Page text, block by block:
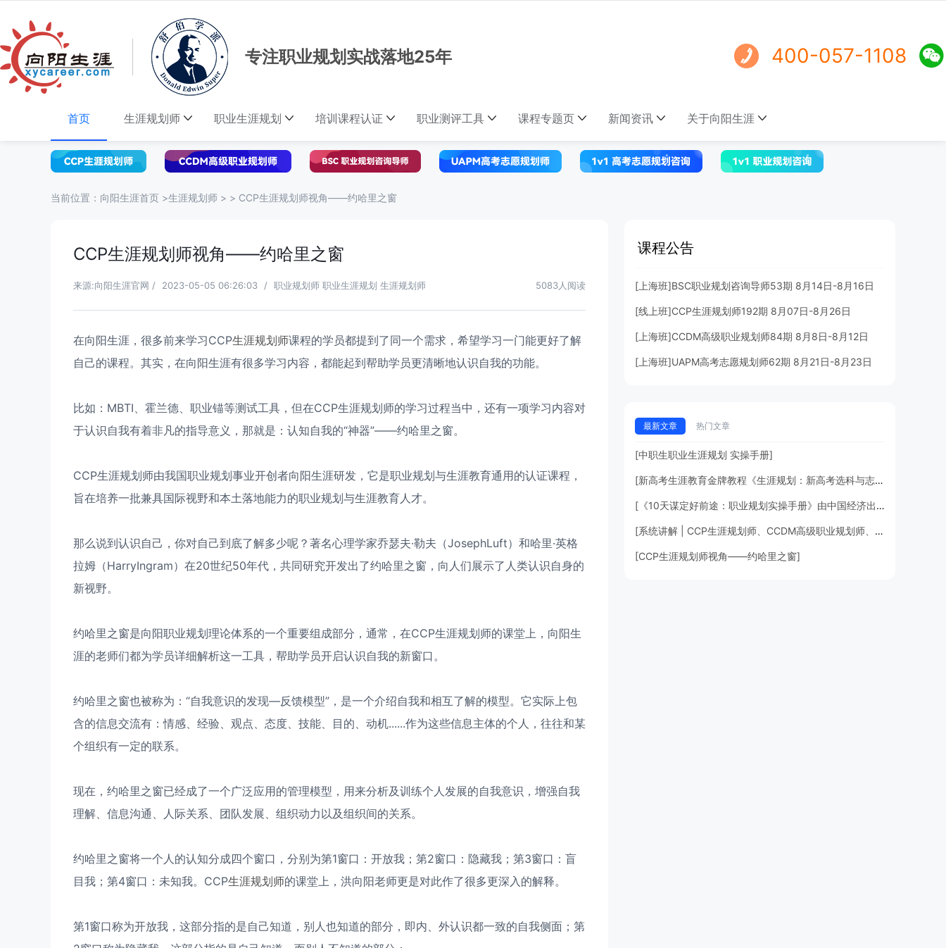
专注职业规划实战落地25年 400-057-1108
首页 生涯规划师 职业生涯规划 培训课程认证 职业测评工具 课程专题页 新闻资讯 关于向阳生涯
当前位置： 向阳生涯首页 >生涯规划师 > > CCP生涯规划师视角——约哈里之窗
CCP生涯规划师视角——约哈里之窗
5083人阅读
来源:向阳生涯官网 / 2023-05-05 06:26:03 / 职业规划师 职业生涯规划 生涯规划师
在向阳生涯，很多前来学习CCP生涯规划师课程的学员都提到了同一个需求，希望学习一门能更好了解
自己的课程。其实，在向阳生涯有很多学习内容，都能起到帮助学员更清晰地认识自我的功能。
比如：MBTI、霍兰德、职业锚等测试工具，但在CCP生涯规划师的学习过程当中，还有一项学习内容对
于认识自我有着非凡的指导意义，那就是：认知自我的“神器”——约哈里之窗。
CCP生涯规划师由我国职业规划事业开创者向阳生涯研发，它是职业规划与生涯教育通用的认证课程，
旨在培养一批兼具国际视野和本土落地能力的职业规划与生涯教育人才。
那么说到认识自己，你对自己到底了解多少呢？著名心理学家乔瑟夫·勒夫（JosephLuft）和哈里·英格
拉姆（HarryIngram）在20世纪50年代，共同研究开发出了约哈里之窗，向人们展示了人类认识自身的
新视野。
约哈里之窗是向阳职业规划理论体系的一个重要组成部分，通常，在CCP生涯规划师的课堂上，向阳生
涯的老师们都为学员详细解析这一工具，帮助学员开启认识自我的新窗口。
约哈里之窗也被称为：“自我意识的发现—反馈模型”，是一个介绍自我和相互了解的模型。它实际上包
含的信息交流有：情感、经验、观点、态度、技能、目的、动机......作为这些信息主体的个人，往往和某
个组织有一定的联系。
现在，约哈里之窗已经成了一个广泛应用的管理模型，用来分析及训练个人发展的自我意识，增强自我
理解、信息沟通、人际关系、团队发展、组织动力以及组织间的关系。
约哈里之窗将一个人的认知分成四个窗口，分别为第1窗口：开放我；第2窗口：隐藏我；第3窗口：盲
目我；第4窗口：未知我。CCP生涯规划师的课堂上，洪向阳老师更是对此作了很多更深入的解释。
第1窗口称为开放我，这部分指的是自己知道，别人也知道的部分，即内、外认识都一致的自我侧面；第
课程公告
[上海班]BSC职业规划咨询导师53期 8月14日-8月16日
[线上班]CCP生涯规划师192期 8月07日-8月26日
[上海班]CCDM高级职业规划师84期 8月8日-8月12日
[上海班]UAPM高考志愿规划师62期 8月21日-8月23日
最新文章 热门文章
[中职生职业生涯规划 实操手册]
[新高考生涯教育金牌教程《生涯规划：新高考选科与志愿规划指引》由中央一级出版社正式出版，预售超过100000册！深圳市光明]
[《10天谋定好前途：职业规划实操手册》由中国经济出版社再版。当当网、京东图书职业规划类图书稳居前列。]
[系统讲解 | CCP生涯规划师、CCDM高级职业规划师、BSC职业规划咨询导师有什么区别？]
[CCP生涯规划师视角——约哈里之窗]